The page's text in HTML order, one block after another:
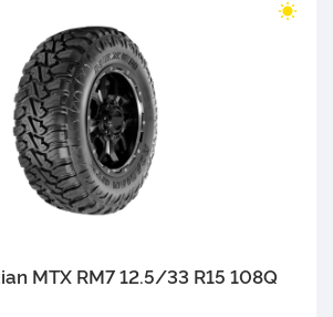
MTX RM7 12.5/33 R15 108Q